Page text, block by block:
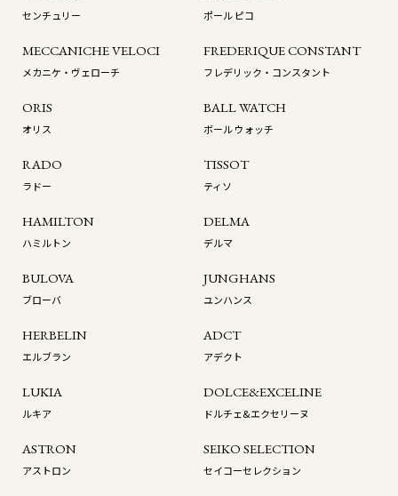
センチュリー ポール ピコ
MECCANICHE VELOCI
メカニケ・ヴェローチ
FREDERIQUE CONSTANT
フレデリック・コンスタント
ORIS
オリス
BALL WATCH
ボール ウォッチ
RADO
ラドー
TISSOT
ティソ
HAMILTON
ハミルトン
DELMA
デルマ
BULOVA
ブローバ
JUNGHANS
ユンハンス
HERBELIN
エルブラン
ADCT
アデクト
LUKIA
ルキア
DOLCE&EXCELINE
ドルチェ&エクセリーヌ
ASTRON
アストロン
SEIKO SELECTION
セイコーセレクション